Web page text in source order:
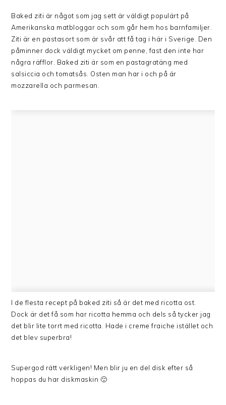
Baked ziti är något som jag sett är väldigt populärt på
Amerikanska matbloggar och som går hem hos barnfamiljer.
Ziti är en pastasort som är svår att få tag i här i Sverige. Den
påminner dock väldigt mycket om penne, fast den inte har
några räfflor. Baked ziti är som en pastagratäng med
salsiccia och tomatsås. Osten man har i och på är
mozzarella och parmesan.
I de flesta recept på baked ziti så är det med ricotta ost.
Dock är det få som har ricotta hemma och dels så tycker jag
det blir lite torrt med ricotta. Hade i creme fraiche istället och
det blev superbra!
Supergod rätt verkligen! Men blir ju en del disk efter så
hoppas du har diskmaskin 🙂